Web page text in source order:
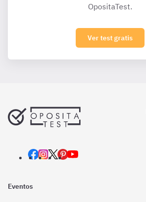
OpositaTest.
Ver test gratis
Eventos